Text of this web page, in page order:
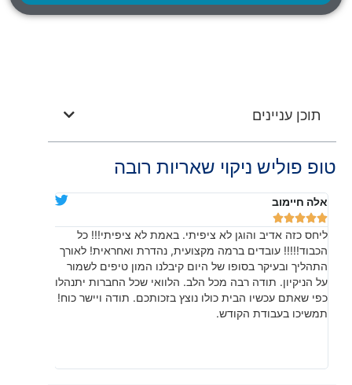
תוכן עניינים
טופ פוליש ניקוי שאריות רובה
אלה חיימוב





ליחס כזה אדיב והוגן לא ציפיתי. באמת לא ציפיתי!!! כל
הכבוד!!!!! עובדים ברמה מקצועית, נהדרת ואחראית! לאורך
התהליך ובעיקר בסופו של היום קיבלנו המון טיפים לשמור
על הניקיון. תודה רבה מכל הלב. הלוואי שכל החברות יתנהלו
כפי שאתם עכשיו הבית כולו נוצץ בזכותכם. תודה ויישר כוח!
תמשיכו בעבודת הקודש.